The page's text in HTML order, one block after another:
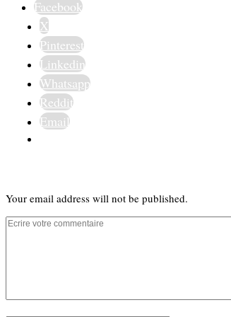
Facebook
X
Pinterest
Linkedin
Whatsapp
Reddit
Email
Your email address will not be published.